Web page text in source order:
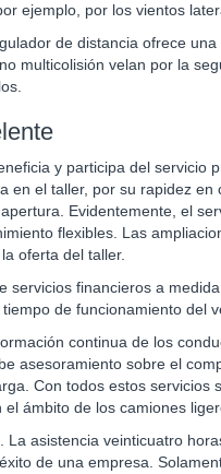
ejemplo, por los vientos
de distancia ofrece
multicolisión velan por la
y participa del servicio
en el taller, por su rapidez
Evidentemente, el
flexibles. Las
oferta del taller.
servicios financieros a
de funcionamiento del
continua de los
asesoramiento sobre el
Con todos estos
el ámbito de los camiones
La asistencia veinticuatro
de una empresa.